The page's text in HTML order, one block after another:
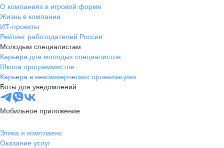
О компаниях в игровой форме
Жизнь в компании
ИТ-проекты
Рейтинг работодателей России
Молодым специалистам
Карьера для молодых специалистов
Школа программистов
Карьера в некоммерческих организациях
Боты для уведомлений
Мобильное приложение
Этика и комплаенс
Оказание услуг